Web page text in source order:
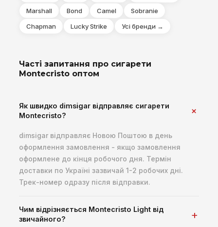
Marshall
Bond Camel
Sobranie
Chapman
Lucky Strike Усі бренди →
Часті запитання про сигарети
Montecristo оптом
Як швидко dimsigar відправляє сигарети
Montecristo?
dimsigar відправляє Новою Поштою в день
оформлення замовлення - якщо замовлення
оформлене до кінця робочого дня. Термін
доставки по Україні зазвичай 1-2 робочих дні.
Трек-номер одразу після відправки.
Чим відрізняється Montecristo Light від
звичайного?